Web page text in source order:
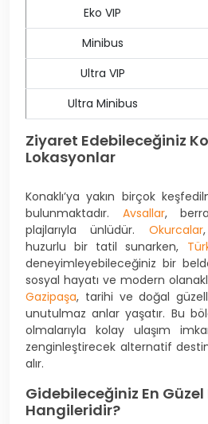
Eko VIP
Minibus
Ultra VIP
Ultra Minibus
Ziyaret Edebileceğiniz
Lokasyonlar
Konaklı’ya yakın birçok
bulunmaktadır. Avsallar,
plajlarıyla ünlüdür. Okurcalar
huzurlu bir tatil sunarken,
deneyimleyebileceğiniz bir
sosyal hayatı ve modern
Gazipaşa, tarihi ve doğal
unutulmaz anlar yaşatır. Bu
olmalarıyla kolay ulaşım
zenginleştirecek alternatif
alır.
Gidebileceğiniz En Güzel
Hangileridir?